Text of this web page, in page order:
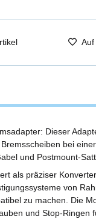
Dieser
bei
und Postmount-
als präziser
von
zu machen. Die
und Stop-Ringen